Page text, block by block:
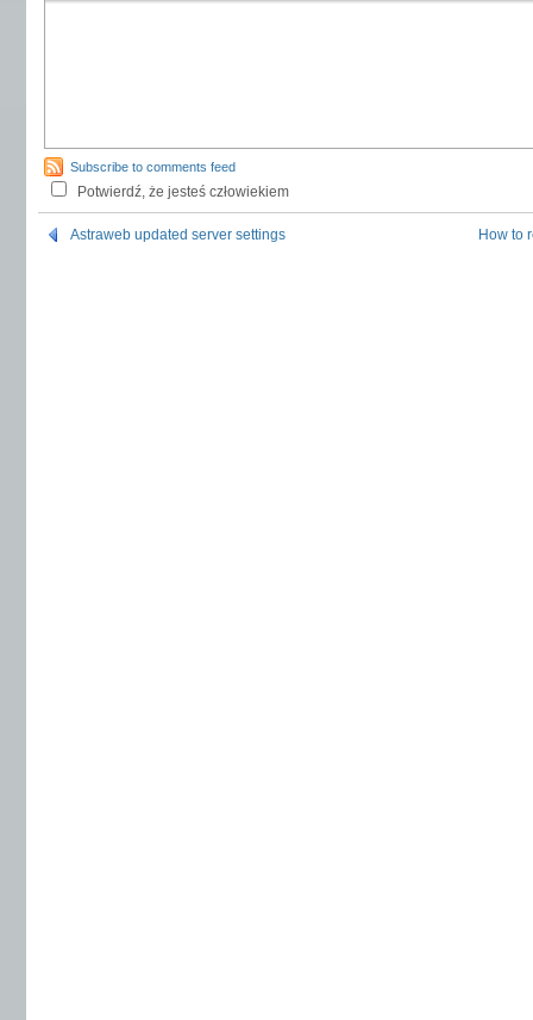
Subscribe to comments feed
Potwierdź, że jesteś człowiekiem
Astraweb updated server settings How to